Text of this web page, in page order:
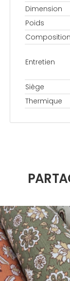
Dimension
Poids
Composition
Entretien
Siège
Thermique